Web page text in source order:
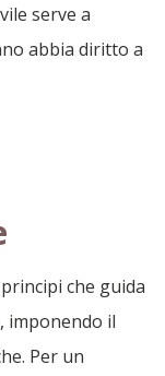
serve a
abbia diritto a
che guida
imponendo il
Per un